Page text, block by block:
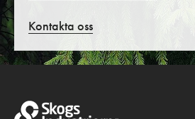
Kontakta oss